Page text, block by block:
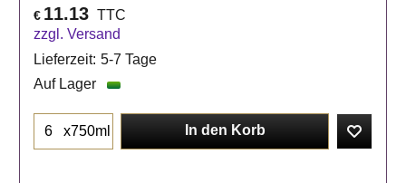
€ 11.13 TTC
zzgl. Versand
Lieferzeit: 5-7 Tage
Auf Lager
x750ml In den Korb